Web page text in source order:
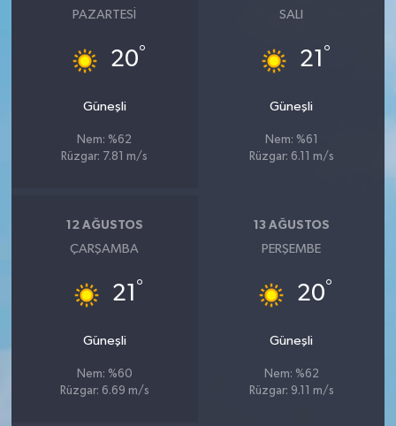
PAZARTESI
20°
Güneşli
Nem: %62
Rüzgar: 7.81 m/s
SALI
21 °
Güneşli
Nem: %61
Rüzgar: 6.11 m/s
12 AĞUSTOS
ÇARŞAMBA
21 °
Güneşli
Nem: %60
Rüzgar: 6.69 m/s
13 AĞUSTOS
PERŞEMBE
20°
Güneşli
Nem: %62
Rüzgar: 9.11 m/s